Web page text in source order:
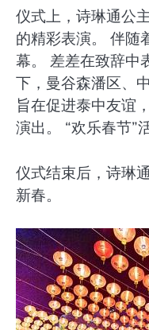
仪式上，诗琳通公
的精彩表演。 伴随
幕。 差差在致辞中
下，曼谷森潘区、
旨在促进泰中友谊
演出。 “欢乐春节”
仪式结束后，诗琳
新春。